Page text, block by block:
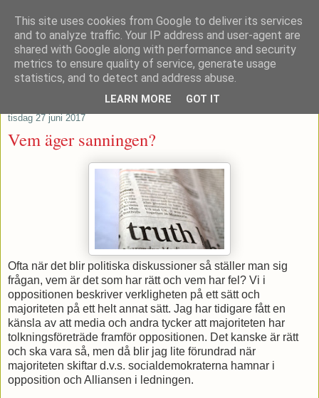
Patrik Stenvard
Tankar från ett moderat regionråd
tisdag 27 juni 2017
Vem äger sanningen?
Ofta när det blir politiska diskussioner så ställer man sig
frågan, vem är det som har rätt och vem har fel? Vi i
oppositionen beskriver verkligheten på ett sätt och
majoriteten på ett helt annat sätt. Jag har tidigare fått en
känsla av att media och andra tycker att majoriteten har
tolkningsföreträde framför oppositionen. Det kanske är rätt
och ska vara så, men då blir jag lite förundrad när
majoriteten skiftar d.v.s. socialdemokraterna hamnar i
opposition och Alliansen i ledningen.
This site uses cookies from Google to deliver its services
and to analyze traffic. Your IP address and user-agent are
shared with Google along with performance and security
metrics to ensure quality of service, generate usage
statistics, and to detect and address abuse.
LEARN MORE GOT IT